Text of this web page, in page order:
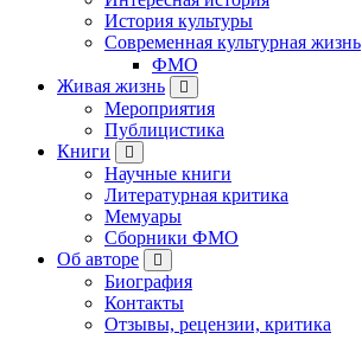
История культуры
Современная культурная жизнь
ФМО
Живая жизнь
Мероприятия
Публицистика
Книги
Научные книги
Литературная критика
Мемуары
Сборники ФМО
Об авторе
Биография
Контакты
Отзывы, рецензии, критика